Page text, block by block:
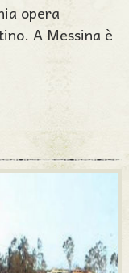
opera
A Messina è